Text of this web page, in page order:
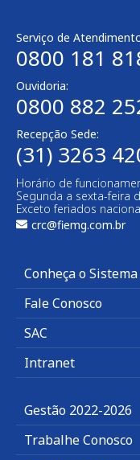
Serviço de
0800 181
Ouvidoria:
0800 882
Recepção Sede:
(31) 3263
Horário de
Segunda a sexta-feira
Exceto feriados
crc@fiemg.com.br
Conheça o Sistema
Fale Conosco
SAC
Intranet
Gestão 2022-2026
Trabalhe Conosco